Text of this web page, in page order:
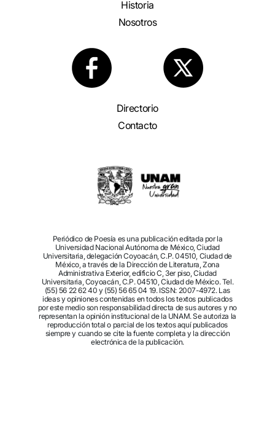
Historia
Nosotros
Directorio
Contacto
Periódico de Poesía es una publicación editada por la
Universidad Nacional Autónoma de México, Ciudad
Universitaria, delegación Coyoacán, C.P. 04510, Ciudad de
México, a través de la Dirección de Literatura, Zona
Administrativa Exterior, edificio C, 3er piso, Ciudad
Universitaria, Coyoacán, C.P. 04510, Ciudad de México. Tel.
(55) 56 22 62 40 y (55) 56 65 04 19. ISSN: 2007-4972. Las
ideas y opiniones contenidas en todos los textos publicados
por este medio son responsabilidad directa de sus autores y no
representan la opinión institucional de la UNAM. Se autoriza la
reproducción total o parcial de los textos aquí publicados
siempre y cuando se cite la fuente completa y la dirección
electrónica de la publicación.